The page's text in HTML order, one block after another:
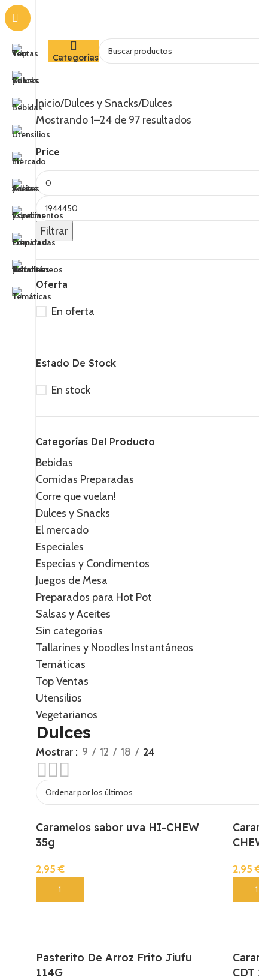
¡Formas Divinas de
Samyang!
Categorías
Inicio Dulces y Snacks Dulces
Mostrando 1–24 de 97 resultados
Price
Filtrar
Oferta
En oferta
Estado De Stock
En stock
Categorías Del Producto
Bebidas
Comidas Preparadas
Corre que vuelan!
Dulces y Snacks
El mercado
Especiales
Especias y Condimentos
Juegos de Mesa
Preparados para Hot Pot
Salsas y Aceites
Sin categorias
Tallarines y Noodles Instantáneos
Temáticas
Top Ventas
Utensilios
Vegetarianos
Dulces
Mostrar 9 12 18 24
Caramelos sabor uva HI-CHEW
35g
2,95€
Añadir
2,95
Pasterito De Arroz Frito Jiufu
114G